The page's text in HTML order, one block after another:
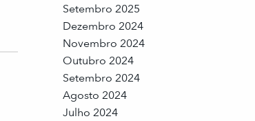
Setembro 2025
Dezembro 2024
Novembro 2024
Outubro 2024
Setembro 2024
Agosto 2024
Julho 2024